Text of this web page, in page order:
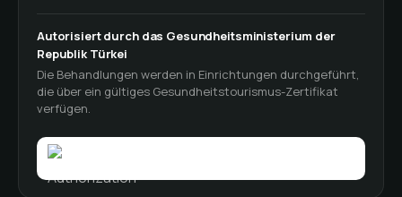
Autorisiert durch das Gesundheitsministerium der
Republik Türkei
Die Behandlungen werden in Einrichtungen durchgeführt,
die über ein gültiges Gesundheitstourismus-Zertifikat
verfügen.